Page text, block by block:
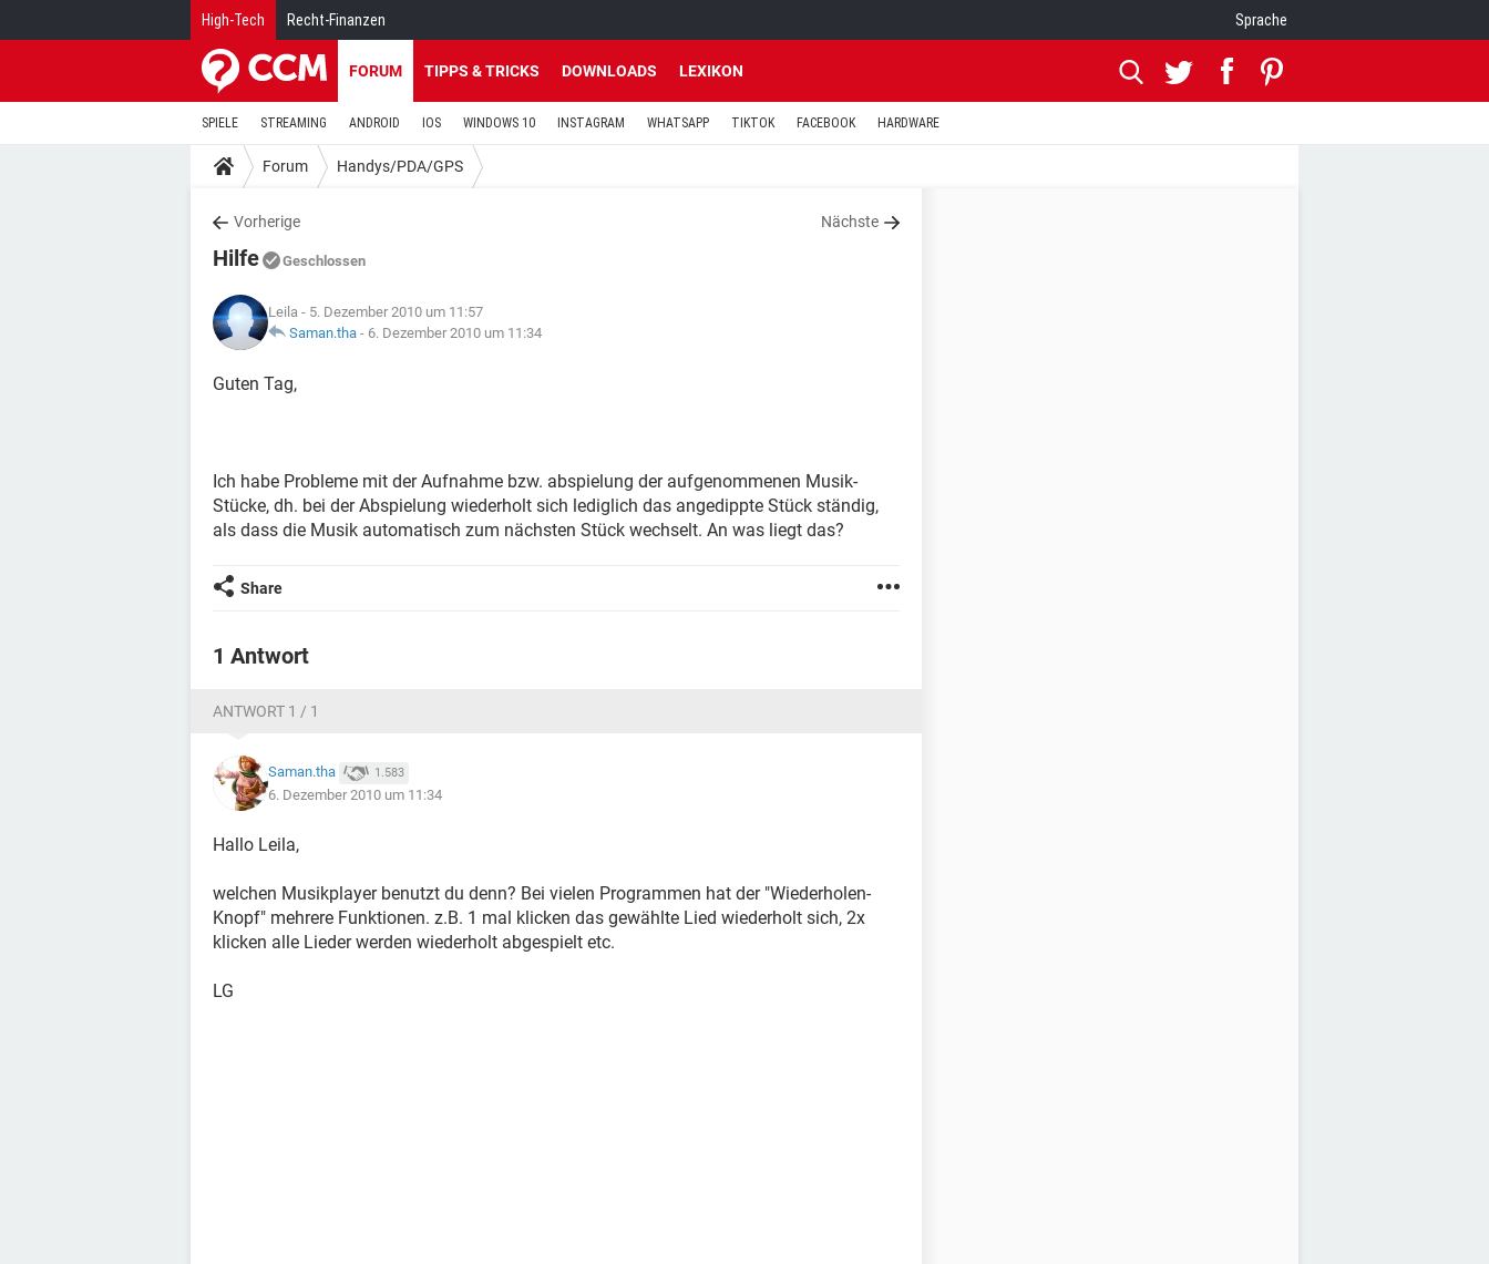
High-Tech Recht-Finanzen Sprache
FORUM TIPPS & TRICKS DOWNLOADS LEXIKON
SPIELE STREAMING ANDROID IOS WINDOWS 10 INSTAGRAM WHATSAPP TIKTOK FACEBOOK HARDWARE
Forum Handys/PDA/GPS
Vorherige Nächste
Hilfe Geschlossen
Leila - 5. Dezember 2010 um 11:57
Saman.tha - 6. Dezember 2010 um 11:34
Guten Tag,
Ich habe Probleme mit der Aufnahme bzw. abspielung der aufgenommenen Musik-
Stücke, dh. bei der Abspielung wiederholt sich lediglich das angedippte Stück ständig,
als dass die Musik automatisch zum nächsten Stück wechselt. An was liegt das?
Share
1 Antwort
ANTWORT 1 / 1
Saman.tha 1.583
6. Dezember 2010 um 11:34
Hallo Leila,
welchen Musikplayer benutzt du denn? Bei vielen Programmen hat der "Wiederholen-
Knopf" mehrere Funktionen. z.B. 1 mal klicken das gewählte Lied wiederholt sich, 2x
klicken alle Lieder werden wiederholt abgespielt etc.
LG